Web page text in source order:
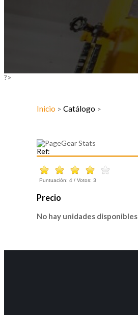
?>
Inicio > Catálogo >
Ref:
Puntuación: 4 / Votos: 3
Precio
No hay unidades disponibles